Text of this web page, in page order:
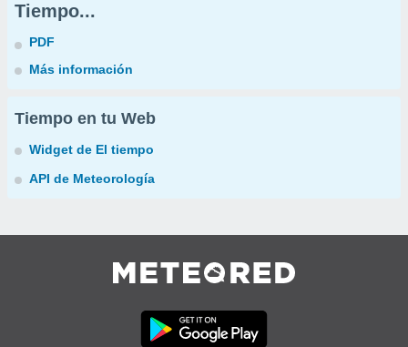
Tiempo...
PDF
Más información
Tiempo en tu Web
Widget de El tiempo
API de Meteorología